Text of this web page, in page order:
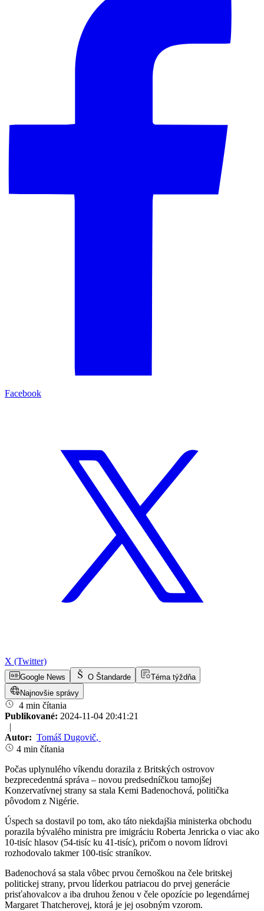
Facebook
X (Twitter)
Google News O Štandarde
Téma týždňa
Najnovšie správy
4 min čítania
Publikované: 2024-11-04 20:41:21
|
Autor: Tomáš Dugovič,
4 min čítania
Počas uplynulého víkendu dorazila z Britských ostrovov
bezprecedentná správa – novou predsedníčkou tamojšej
Konzervatívnej strany sa stala Kemi Badenochová, politička
pôvodom z Nigérie.
Úspech sa dostavil po tom, ako táto niekdajšia ministerka obchodu
porazila bývalého ministra pre imigráciu Roberta Jenricka o viac ako
10-tisíc hlasov (54-tisíc ku 41-tisíc), pričom o novom lídrovi
rozhodovalo takmer 100-tisíc straníkov.
Badenochová sa stala vôbec prvou černoškou na čele britskej
politickej strany, prvou líderkou patriacou do prvej generácie
prisťahovalcov a iba druhou ženou v čele opozície po legendárnej
Margaret Thatcherovej, ktorá je jej osobným vzorom.